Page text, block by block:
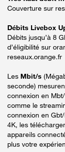
Couverture sur
Débits Livebox
Débits jusqu’à 8
d’éligibilité sur
reseaux.orange.fr
Les Mbit/s
seconde)
connexion en
comme le
connexion en
4K, les
appareils
plus votre